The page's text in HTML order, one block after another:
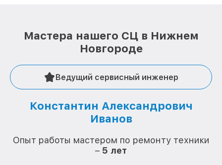
Мастера нашего СЦ в Нижнем
Новгороде
Ведущий сервисный инженер
Константин Александрович
Иванов
Опыт работы мастером по ремонту техники
– 5 лет